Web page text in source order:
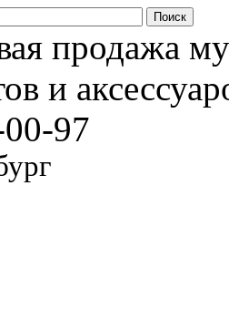
продажа
и
97